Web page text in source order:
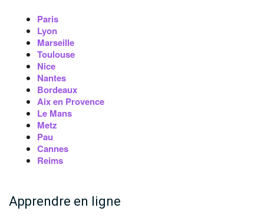
Paris
Lyon
Marseille
Toulouse
Nice
Nantes
Bordeaux
Aix en Provence
Le Mans
Metz
Pau
Cannes
Reims
Apprendre en ligne